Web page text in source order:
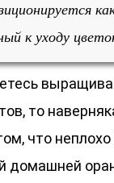
к уходу
то
что
домашней